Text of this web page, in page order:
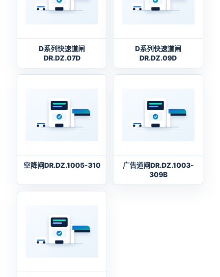
D系列快速道闸
DR.DZ.07D
D系列快速道闸
DR.DZ.09D
空降闸DR.DZ.1005-310
广告道闸DR.DZ.1003-
309B